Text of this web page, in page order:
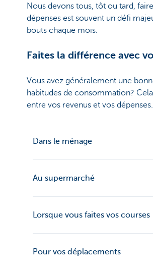
Nous devons tous, tôt ou tard,
dépenses est souvent un défi
bouts chaque mois.
Faites la différence avec
Vous avez généralement une
habitudes de consommation?
entre vos revenus et vos
Dans le ménage
Au supermarché
Lorsque vous faites vos courses
Pour vos déplacements